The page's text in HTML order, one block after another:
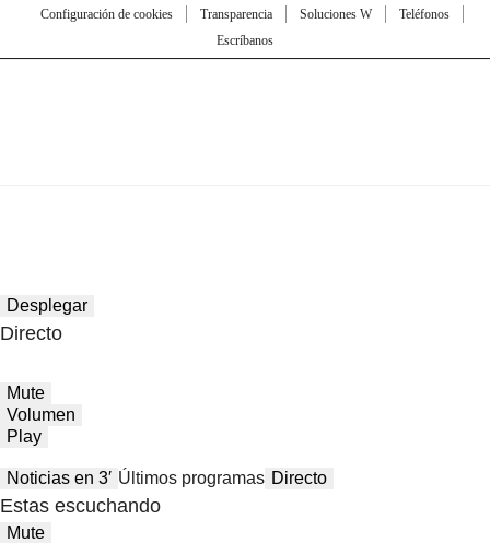
Configuración de cookies
Transparencia Soluciones W
Teléfonos
Escríbanos
Desplegar
Directo
Mute
Volumen
Play
Noticias en 3′ Últimos programas Directo
Estas escuchando
Mute